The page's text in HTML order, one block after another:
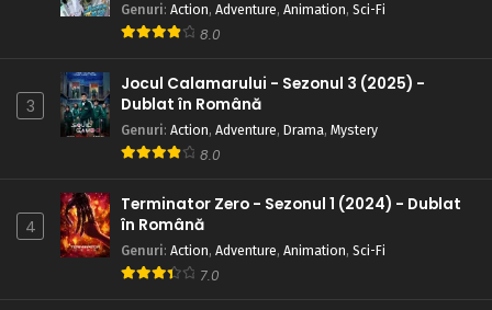
Genuri: Action, Adventure, Animation, Sci-Fi
8.0
3
Jocul Calamarului - Sezonul 3 (2025) -
Dublat în Română
Genuri: Action, Adventure, Drama, Mystery
8.0
4
Terminator Zero - Sezonul 1 (2024) - Dublat
în Română
Genuri: Action, Adventure, Animation, Sci-Fi
7.0